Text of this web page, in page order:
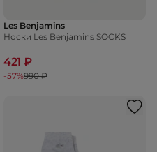
Les Benjamins
Носки Les Benjamins SOCKS
421 ₽
-57%990 ₽